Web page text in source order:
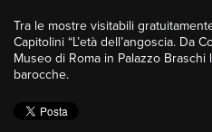
Tra le mostre visitabili
Capitolini “L’età dell’angoscia. Da
Museo di Roma in Palazzo
barocche.